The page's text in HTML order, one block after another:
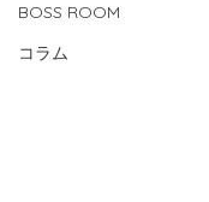
BOSS ROOM
コラム